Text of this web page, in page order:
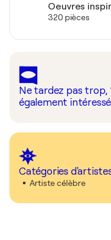
Oeuvres
320 pièces
Ne tardez pas trop,
également
Catégories
Artiste célèbre